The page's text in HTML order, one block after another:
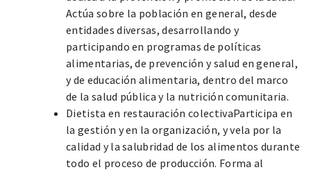
Actúa sobre la población en general, desde
entidades diversas, desarrollando y
participando en programas de políticas
alimentarias, de prevención y salud en general,
y de educación alimentaria, dentro del marco
de la salud pública y la nutrición comunitaria.
Dietista en restauración colectivaParticipa en
la gestión y en la organización, y vela por la
calidad y la salubridad de los alimentos durante
todo el proceso de producción. Forma al